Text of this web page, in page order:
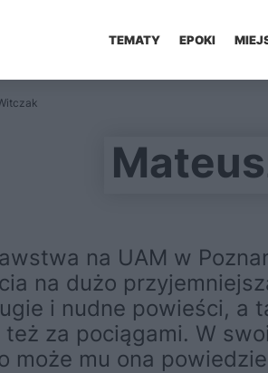
TEMATY EPOKI
na UAM w
na dużo
i nudne powieści, a
za pociągami. W
może mu ona